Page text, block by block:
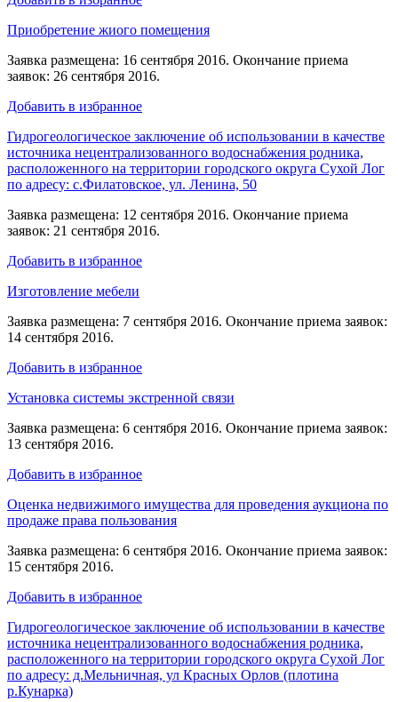
Приобретение жиого помещения
Заявка размещена: 16 сентября 2016. Окончание приема
заявок: 26 сентября 2016.
Добавить в избранное
Гидрогеологическое заключение об использовании в качестве
источника нецентрализованного водоснабжения родника,
расположенного на территории городского округа Сухой Лог
по адресу: с.Филатовское, ул. Ленина, 50
Заявка размещена: 12 сентября 2016. Окончание приема
заявок: 21 сентября 2016.
Добавить в избранное
Изготовление мебели
Заявка размещена: 7 сентября 2016. Окончание приема заявок:
14 сентября 2016.
Добавить в избранное
Установка системы экстренной связи
Заявка размещена: 6 сентября 2016. Окончание приема заявок:
13 сентября 2016.
Добавить в избранное
Оценка недвижимого имущества для проведения аукциона по
продаже права пользования
Заявка размещена: 6 сентября 2016. Окончание приема заявок:
15 сентября 2016.
Добавить в избранное
Гидрогеологическое заключение об использовании в качестве
источника нецентрализованного водоснабжения родника,
расположенного на территории городского округа Сухой Лог
по адресу: д.Мельничная, ул Красных Орлов (плотина
р.Кунарка)